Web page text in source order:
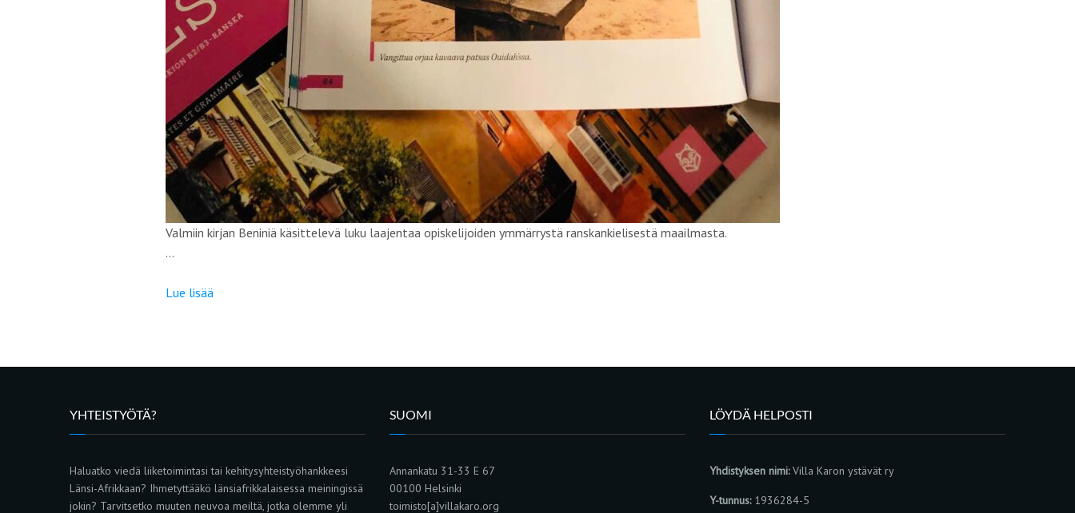
Valmiin kirjan Beniniä käsittelevä luku laajentaa opiskelijoiden ymmärrystä ranskankielisestä maailmasta.
…
Lue lisää
YHTEISTYÖTÄ?
Haluatko viedä liiketoimintasi tai kehitysyhteistyöhankkeesi
Länsi-Afrikkaan? Ihmetyttääkö länsiafrikkalaisessa meiningissä
jokin? Tarvitsetko muuten neuvoa meiltä, jotka olemme yli
SUOMI
Annankatu 31-33 E 67
00100 Helsinki
toimisto[a]villakaro.org
LÖYDÄ HELPOSTI
Yhdistyksen nimi:Villa Karon ystävät ry
Y-tunnus:1936284-5